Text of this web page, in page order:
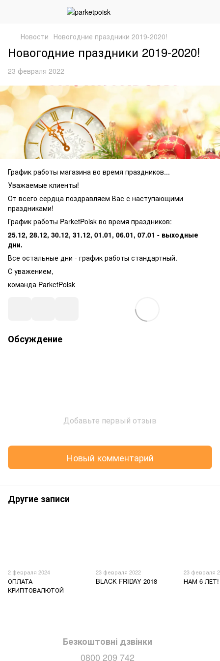
Новости Новогодние праздники 2019-2020!
Новогодние праздники 2019-2020!
23 февраля 2022
График работы магазина во время праздников...
Уважаемые клиенты!
От всего сердца поздравляем Вас с наступающими
праздниками!
График работы ParketPoisk во время праздников:
25.12, 28.12, 30.12, 31.12, 01.01, 06.01, 07.01 - выходные
дни.
Все остальные дни - график работы стандартный.
С уважением,
команда ParketPoisk
Обсуждение
Добавьте первый отзыв
Новый комментарий
Другие записи
2 февраля 2024
ОПЛАТА
КРИПТОВАЛЮТОЙ
23 февраля 2022
BLACK FRIDAY 2018
23 февраля
НАМ 6 ЛЕТ!
Безкоштовні дзвінки
0800 209 742